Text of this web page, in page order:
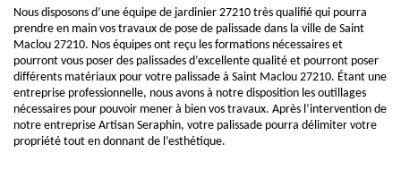
Nous disposons d’une équipe de jardinier 27210 très qualifié qui pourra
prendre en main vos travaux de pose de palissade dans la ville de Saint
Maclou 27210. Nos équipes ont reçu les formations nécessaires et
pourront vous poser des palissades d’excellente qualité et pourront poser
différents matériaux pour votre palissade à Saint Maclou 27210. Étant une
entreprise professionnelle, nous avons à notre disposition les outillages
nécessaires pour pouvoir mener à bien vos travaux. Après l’intervention de
notre entreprise Artisan Seraphin, votre palissade pourra délimiter votre
propriété tout en donnant de l’esthétique.